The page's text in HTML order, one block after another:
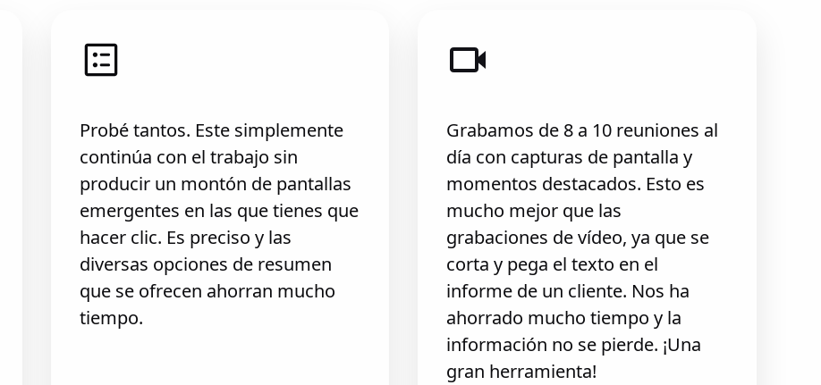
Probé tantos. Este simplemente
continúa con el trabajo sin
producir un montón de pantallas
emergentes en las que tienes que
hacer clic. Es preciso y las
diversas opciones de resumen
que se ofrecen ahorran mucho
tiempo.
Grabamos de 8 a 10 reuniones al
día con capturas de pantalla y
momentos destacados. Esto es
mucho mejor que las
grabaciones de vídeo, ya que se
corta y pega el texto en el
informe de un cliente. Nos ha
ahorrado mucho tiempo y la
información no se pierde. ¡Una
gran herramienta!